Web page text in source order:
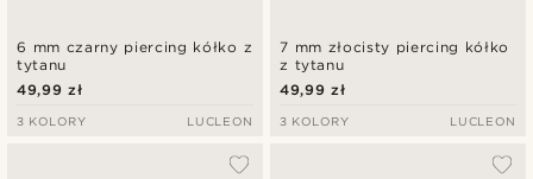
6 mm czarny piercing kółko z
tytanu
49,99 zł
3 KOLORY LUCLEON
7 mm złocisty piercing kółko
z tytanu
49,99 zł
3 KOLORY LUCLEON